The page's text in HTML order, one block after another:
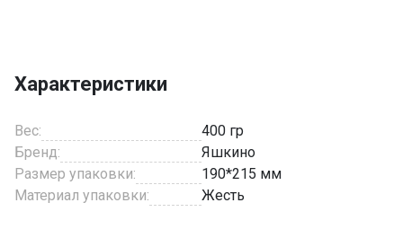
Характеристики
Вес:
400 гр
Бренд:
Яшкино
Размер упаковки:
190*215 мм
Материал упаковки:
Жесть